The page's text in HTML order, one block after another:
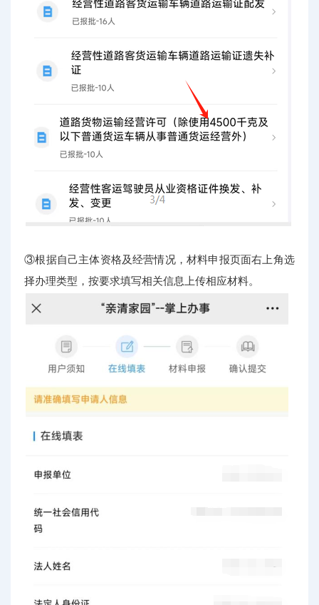
③根据自己主体资格及经营情况，材料申报页面右上角选
择办理类型，按要求填写相关信息上传相应材料。